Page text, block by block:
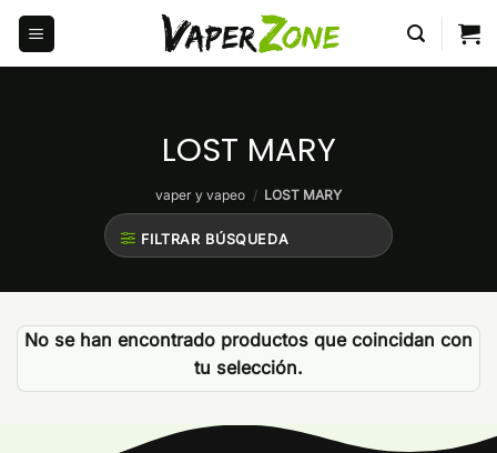
Saltar
contenido
LOST MARY
vaper y vapeo / LOST MARY
FILTRAR BÚSQUEDA
No se han encontrado productos que coincidan con
tu selección.